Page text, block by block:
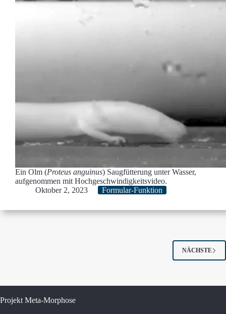
Ein Olm (Proteus anguinus) Saugfütterung unter Wasser,
aufgenommen mit Hochgeschwindigkeitsvideo.
Oktober 2, 2023
Formular-Funktion
NÄCHSTE
Projekt Meta-Morphose